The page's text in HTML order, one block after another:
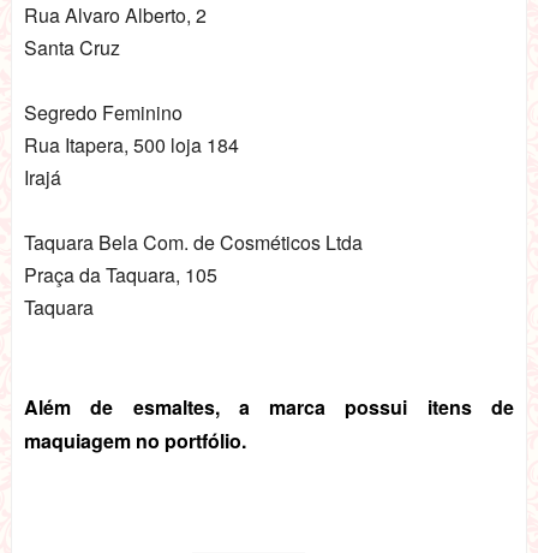
Rua Alvaro Alberto, 2
Santa Cruz
Segredo Feminino
Rua Itapera, 500 loja 184
Irajá
Taquara Bela Com. de Cosméticos Ltda
Praça da Taquara, 105
Taquara
Além de esmaltes, a marca possui itens de
maquiagem no portfólio.